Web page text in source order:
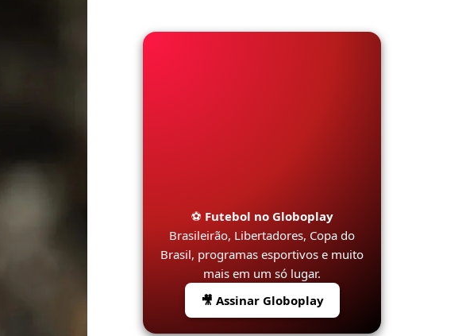
⚽ Futebol no Globoplay
Brasileirão, Libertadores, Copa do
Brasil, programas esportivos e muito
mais em um só lugar.
🎥 Assinar Globoplay